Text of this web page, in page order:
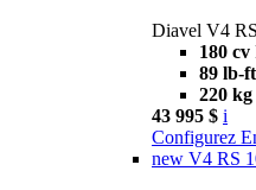
Diavel V4 RS
180 cv
89 lb-ft
220 kg
43 995 $ i
Configurez
new V4 RS